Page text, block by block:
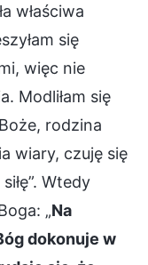
właściwa
się
więc nie
Modliłam się
rodzina
wiary, czuję się
Wtedy
„Na
dokonuje w